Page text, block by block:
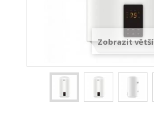
Zobrazit větší